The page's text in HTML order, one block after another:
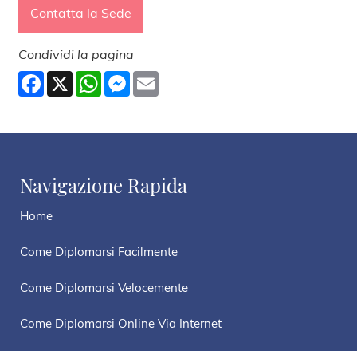
Contatta la Sede
Condividi la pagina
Facebook
X WhatsAppMessenger
Navigazione Rapida
Home
Come Diplomarsi Facilmente
Come Diplomarsi Velocemente
Come Diplomarsi Online Via Internet